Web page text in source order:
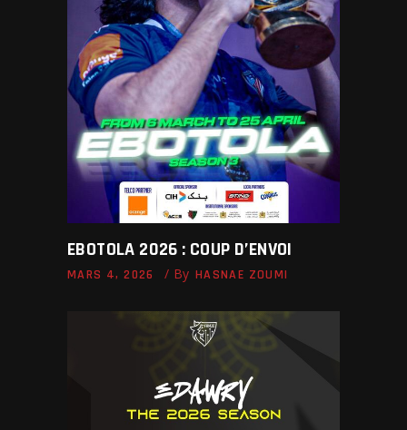
EBOTOLA 2026 : COUP D’ENVOI
MARS 4, 2026 By HASNAE ZOUMI